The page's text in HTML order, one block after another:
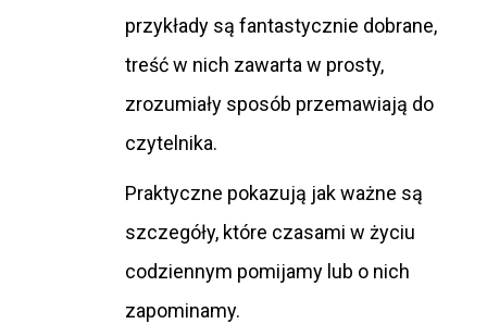
przykłady są fantastycznie dobrane,
treść w nich zawarta w prosty,
zrozumiały sposób przemawiają do
czytelnika.
Praktyczne pokazują jak ważne są
szczegóły, które czasami w życiu
codziennym pomijamy lub o nich
zapominamy.